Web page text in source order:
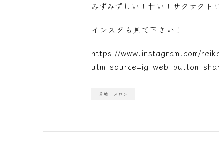
みずみずしい！甘い！サクサクト
インスタも見て下さい！
https://www.instagram.com/
茨城 メロン